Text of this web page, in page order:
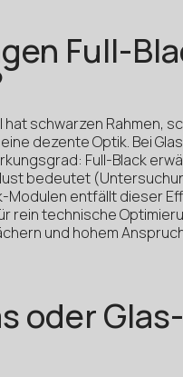
Full-
hat schwarzen Rahmen,
dezente Optik. Bei
Full-Black
bedeutet
Modulen entfällt dieser
rein technische
und hohem
oder